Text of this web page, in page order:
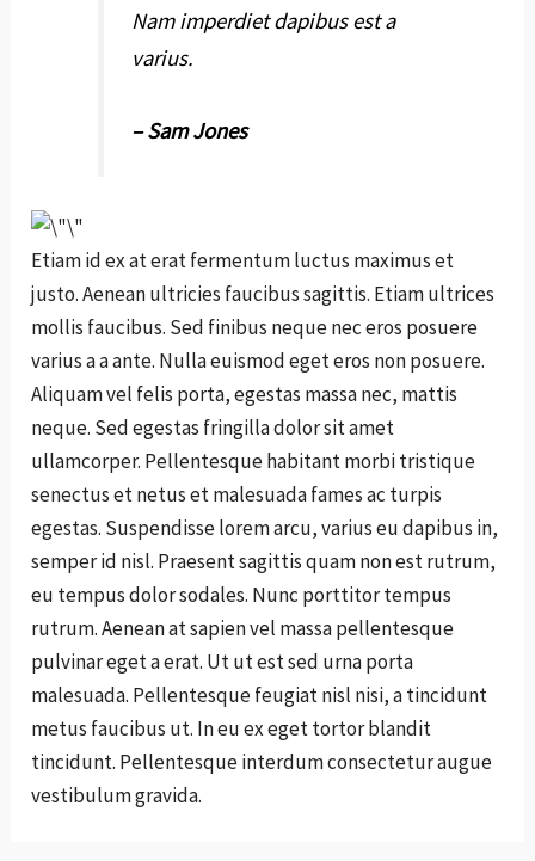
Nam imperdiet dapibus est a
varius.
– Sam Jones
Etiam id ex at erat fermentum luctus maximus et
justo. Aenean ultricies faucibus sagittis. Etiam ultrices
mollis faucibus. Sed finibus neque nec eros posuere
varius a a ante. Nulla euismod eget eros non posuere.
Aliquam vel felis porta, egestas massa nec, mattis
neque. Sed egestas fringilla dolor sit amet
ullamcorper. Pellentesque habitant morbi tristique
senectus et netus et malesuada fames ac turpis
egestas. Suspendisse lorem arcu, varius eu dapibus in,
semper id nisl. Praesent sagittis quam non est rutrum,
eu tempus dolor sodales. Nunc porttitor tempus
rutrum. Aenean at sapien vel massa pellentesque
pulvinar eget a erat. Ut ut est sed urna porta
malesuada. Pellentesque feugiat nisl nisi, a tincidunt
metus faucibus ut. In eu ex eget tortor blandit
tincidunt. Pellentesque interdum consectetur augue
vestibulum gravida.